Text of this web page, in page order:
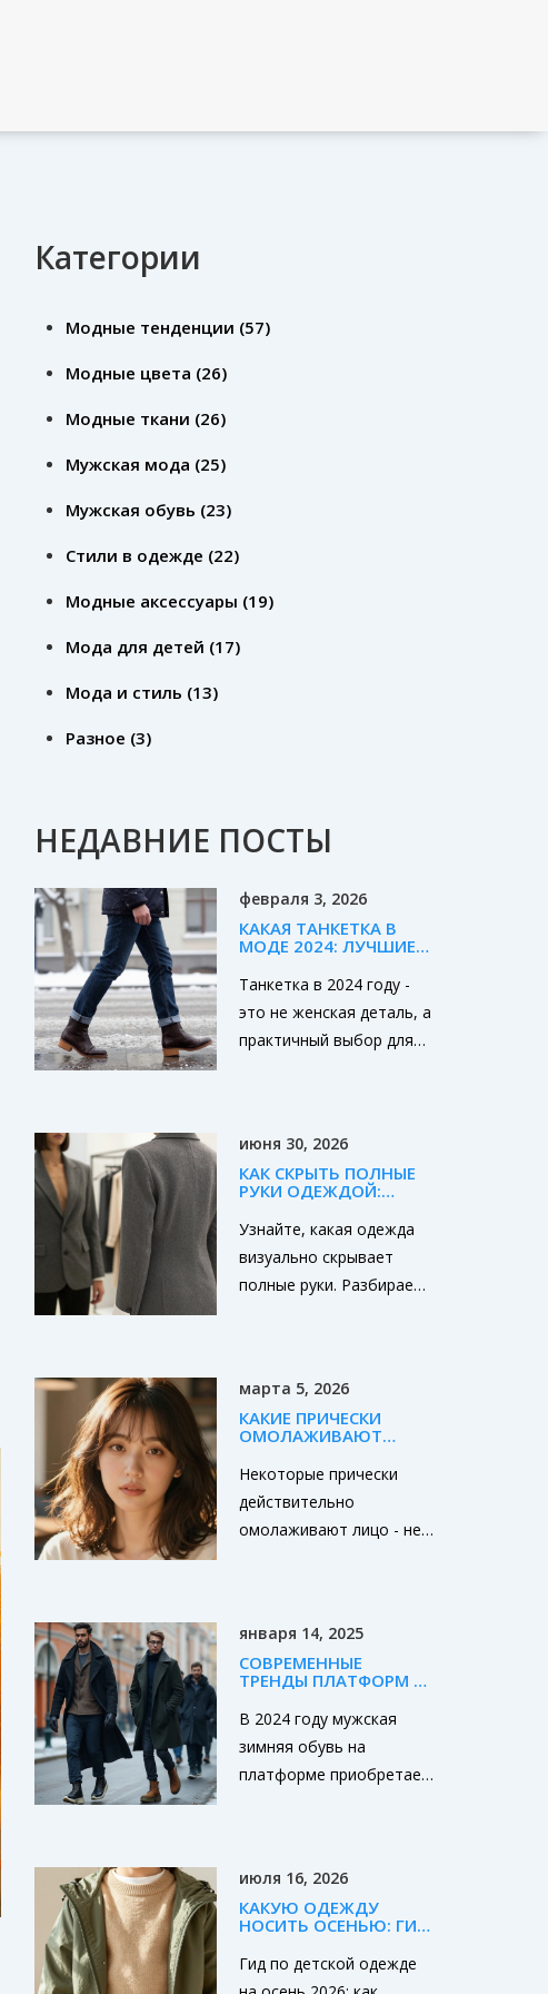
Категории
Модные тенденции (57)
Модные цвета (26)
Модные ткани (26)
Мужская мода (25)
Мужская обувь (23)
Стили в одежде (22)
Модные аксессуары (19)
Мода для детей (17)
Мода и стиль (13)
Разное (3)
НЕДАВНИЕ ПОСТЫ
февраля 3, 2026
КАКАЯ ТАНКЕТКА В
МОДЕ 2024: ЛУЧШИЕ
И СТИЛИ ДЛЯ
Танкетка в 2024 году -
это не женская деталь, а
практичный выбор для
выбрать идеальную
зимнюю обувь и с чем её
июня 30, 2026
КАК СКРЫТЬ ПОЛНЫЕ
РУКИ ОДЕЖДОЙ:
ТРЕНДЫ ОСЕНИ 2026
Узнайте, какая одежда
визуально скрывает
полные руки. Разбираем
силуэта осенью 2026.
марта 5, 2026
КАКИЕ ПРИЧЕСКИ
ОМОЛАЖИВАЮТ
ВАРИАНТЫ ДЛЯ
ЖЕНЩИН ПОСЛЕ 30, 40
И 50
Некоторые прически
действительно
омолаживают лицо - не
линий. Узнайте, какие
стили работают после
30, 40 и 50, и как
избежать ошибок,
которые старят.
января 14, 2025
СОВРЕМЕННЫЕ
ТРЕНДЫ ПЛАТФОРМ В
ОБУВИ 2024
В 2024 году мужская
зимняя обувь на
платформе приобретает
современного
гардероба. Эта обувь не
холода и льда, но и
июля 16, 2026
КАКУЮ ОДЕЖДУ
НОСИТЬ ОСЕНЬЮ: ГИД
НА ОСЕНЬ 2026
Гид по детской одежде